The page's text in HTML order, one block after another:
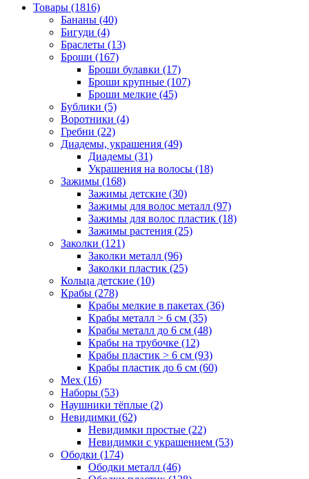
Товары (1816)
Бананы (40)
Бигуди (4)
Браслеты (13)
Броши (167)
Броши булавки (17)
Броши крупные (107)
Броши мелкие (45)
Бублики (5)
Воротники (4)
Гребни (22)
Диадемы, украшения (49)
Диадемы (31)
Украшения на волосы (18)
Зажимы (168)
Зажимы детские (30)
Зажимы для волос металл (97)
Зажимы для волос пластик (18)
Зажимы растения (25)
Заколки (121)
Заколки металл (96)
Заколки пластик (25)
Кольца детские (10)
Крабы (278)
Крабы мелкие в пакетах (36)
Крабы металл > 6 см (35)
Крабы металл до 6 см (48)
Крабы на трубочке (12)
Крабы пластик > 6 см (93)
Крабы пластик до 6 см (60)
Мех (16)
Наборы (53)
Наушники тёплые (2)
Невидимки (62)
Невидимки простые (22)
Невидимки с украшением (53)
Ободки (174)
Ободки металл (46)